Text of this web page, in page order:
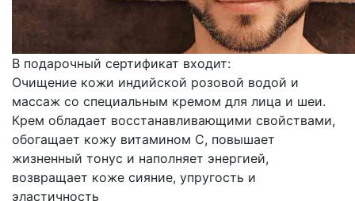
В подарочный сертификат входит:
Очищение кожи индийской розовой водой и
массаж со специальным кремом для лица и шеи.
Крем обладает восстанавливающими свойствами,
обогащает кожу витамином С, повышает
жизненный тонус и наполняет энергией,
возвращает коже сияние, упругость и
эластичность